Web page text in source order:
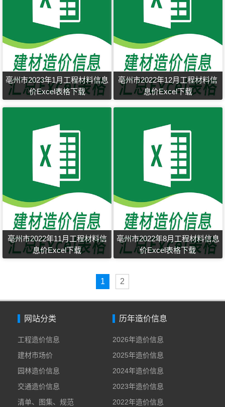
亳州市2023年1月工程材料信息
价Excel表格下载
亳州市2022年12月工程材料信
息价Excel下载
亳州市2022年11月工程材料信
息价Excel下载
亳州市2022年8月工程材料信息
价Excel表格下载
1 2
网站分类
工程造价信息
建材市场价
园林造价信息
交通造价信息
清单、图集、规范
历年造价信息
2026年造价信息
2025年造价信息
2024年造价信息
2023年造价信息
2022年造价信息